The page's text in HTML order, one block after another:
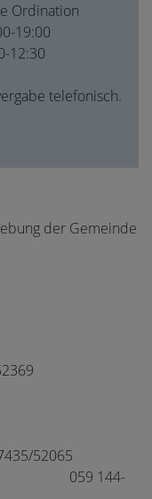
Ordination
19:00
12:30
telefonisch.
der Gemeinde
059 144-